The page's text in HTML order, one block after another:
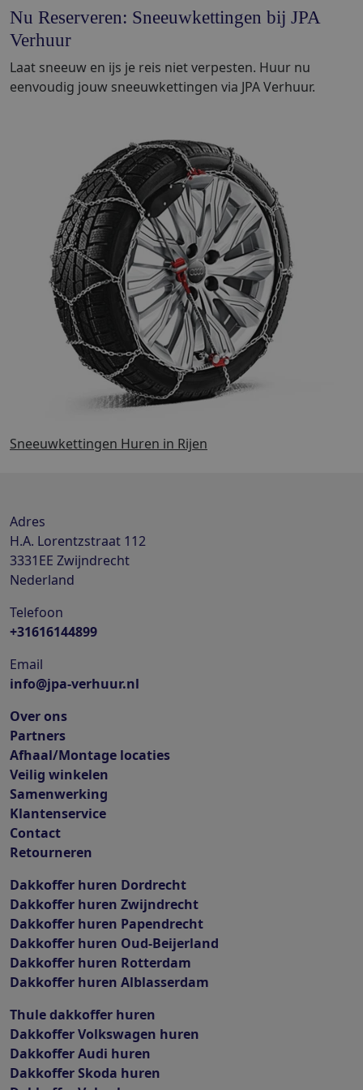
Nu Reserveren: Sneeuwkettingen bij JPA
Verhuur
Laat sneeuw en ijs je reis niet verpesten. Huur nu
eenvoudig jouw sneeuwkettingen via JPA Verhuur.
Sneeuwkettingen Huren in Rijen
Adres
H.A. Lorentzstraat 112
3331EE Zwijndrecht
Nederland
Telefoon
+31616144899
Email
info@jpa-verhuur.nl
Over ons
Partners
Afhaal/Montage locaties
Veilig winkelen
Samenwerking
Klantenservice
Contact
Retourneren
Dakkoffer huren Dordrecht
Dakkoffer huren Zwijndrecht
Dakkoffer huren Papendrecht
Dakkoffer huren Oud-Beijerland
Dakkoffer huren Rotterdam
Dakkoffer huren Alblasserdam
Thule dakkoffer huren
Dakkoffer Volkswagen huren
Dakkoffer Audi huren
Dakkoffer Skoda huren